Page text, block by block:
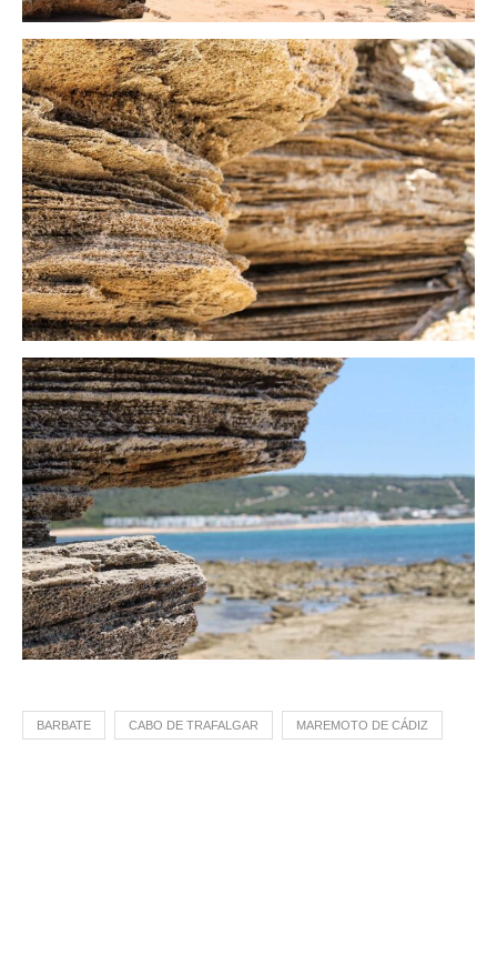
BARBATE CABO DE TRAFALGAR MAREMOTO DE CÁDIZ